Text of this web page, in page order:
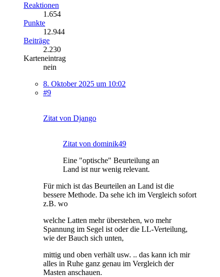
Reaktionen
1.654
Punkte
12.944
Beiträge
2.230
Karteneintrag
nein
8. Oktober 2025 um 10:02
#9
Zitat von Django
Zitat von dominik49
Eine "optische" Beurteilung an
Land ist nur wenig relevant.
Für mich ist das Beurteilen an Land ist die
bessere Methode. Da sehe ich im Vergleich sofort
z.B. wo
welche Latten mehr überstehen, wo mehr
Spannung im Segel ist oder die LL-Verteilung,
wie der Bauch sich unten,
mittig und oben verhält usw. .. das kann ich mir
alles in Ruhe ganz genau im Vergleich der
Masten anschauen.